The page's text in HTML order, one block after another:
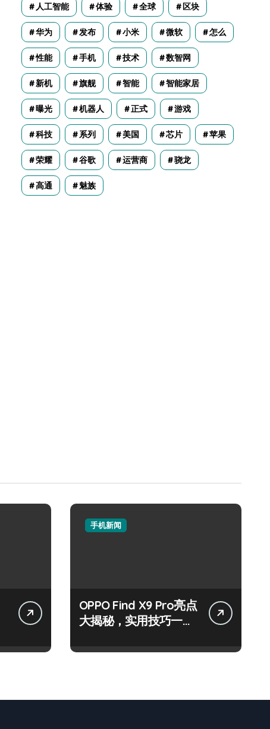
人工智能 体验 全球 区块
华为 发布 小米 微软 怎么
性能 手机 技术 数智网
新机 旗舰 智能 智能家居
曝光 机器人 正式 游戏
科技 系列 美国 芯片 苹果
荣耀 谷歌 运营商 骁龙
高通 魅族
手机新闻
OPPO Find X9 Pro亮点
大揭秘，实用技巧一网